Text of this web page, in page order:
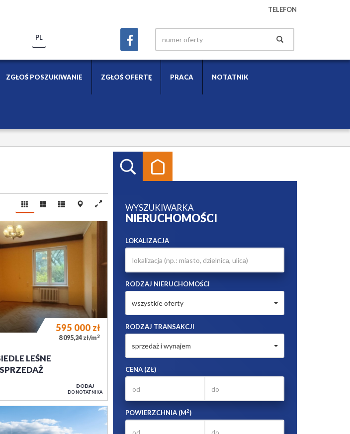
TELEFON
PL
ZGŁOŚ POSZUKIWANIE ZGŁOŚ OFERTĘ PRACA NOTATNIK
WYSZUKIWARKA
NIERUCHOMOŚCI
LOKALIZACJA
RODZAJ NIERUCHOMOŚCI
wszystkie oferty
RODZAJ TRANSAKCJI
sprzedaż i wynajem
CENA (ZŁ)
POWIERZCHNIA (M2)
LEŚNE
595 000 zł
8 095,24 zł/m2
DODAJ
DO NOTATNIKA